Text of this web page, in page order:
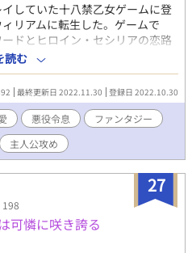
していた十八禁乙女ゲームに登
リアムに転生した。ゲームで
ドとヒロイン・セシリアの恋路
ウィリアムは悲惨な結末を迎え
するためにゲームとは違う行動
惹かれていく自分に気付く。それ
な存在だと思ってくれているよ
らせていた俺だったが、ヒロイ
は予期せぬ大波乱の予感！？ 黒
ンあふれる無自覚スパダリな超
眼・全てが完璧だけど裏で死ぬ
略対象)が織りなす、切なくも
攻めです。王子様(受け)を溺愛
途。糖度高め。 ※えろは後半に
、いちゃいちゃメインの話には
読む
最終更新日 2022.11.30 登録日 2022.10.30
悪役令息
ファンタジー
主人公攻め
27
198
可憐に咲き誇る